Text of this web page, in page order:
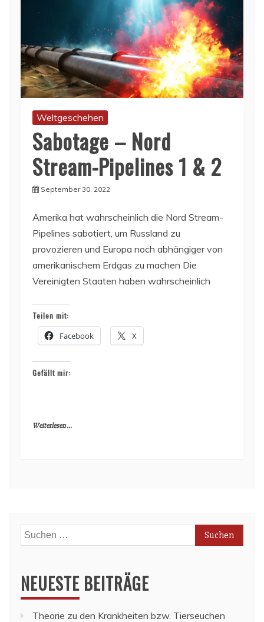
Weltgeschehen
Sabotage – Nord
Stream-Pipelines 1 & 2
September 30, 2022
Amerika hat wahrscheinlich die Nord Stream-
Pipelines sabotiert, um Russland zu
provozieren und Europa noch abhängiger von
amerikanischem Erdgas zu machen Die
Vereinigten Staaten haben wahrscheinlich
Teilen mit:
Facebook X
Gefällt mir:
Weiterlesen ...
Suchen
nach:
NEUESTE BEITRÄGE
Theorie zu den Krankheiten bzw. Tierseuchen